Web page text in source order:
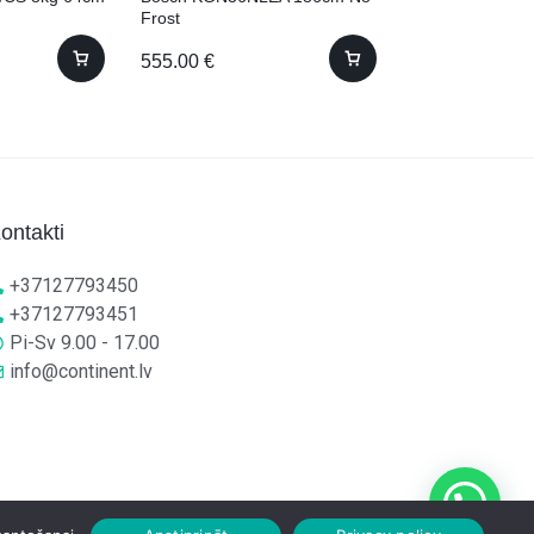
Frost
555.00 €
+37127793450
+37127793451
Pi-Sv 9.00 - 17.00
info@continent.lv